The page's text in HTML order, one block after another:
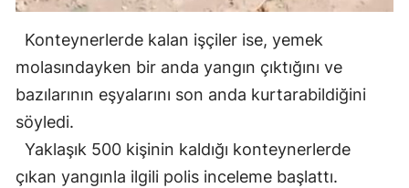
Konteynerlerde kalan işçiler ise, yemek
molasındayken bir anda yangın çıktığını ve
bazılarının eşyalarını son anda kurtarabildiğini
söyledi.
Yaklaşık 500 kişinin kaldığı konteynerlerde
çıkan yangınla ilgili polis inceleme başlattı.